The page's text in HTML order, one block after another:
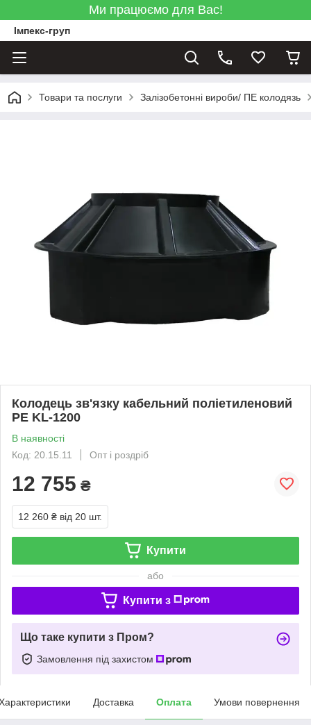
Ми працюємо для Вас!
Імпекс-груп
Товари та послуги Залізобетонні вироби/ ПЕ колодязь
Колодець зв'язку кабельний поліетиленовий
PE KL-1200
В наявності
Код: 20.15.11
Опт і роздріб
12 755 ₴
12 260 ₴ від 20 шт.
Купити
або
Купити з
Що таке купити з Пром?
Замовлення під захистом
Доставка Оплата Умови повернення